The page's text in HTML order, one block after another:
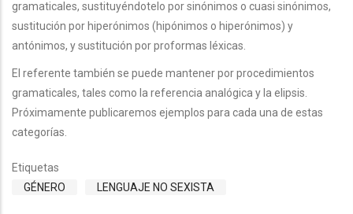
gramaticales, sustituyéndotelo por sinónimos o cuasi sinónimos,
sustitución por hiperónimos (hipónimos o hiperónimos) y
antónimos, y sustitución por proformas léxicas.
El referente también se puede mantener por procedimientos
gramaticales, tales como la referencia analógica y la elipsis.
Próximamente publicaremos ejemplos para cada una de estas
categorías.
Etiquetas
GÉNERO
LENGUAJE NO SEXISTA